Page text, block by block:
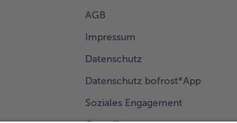
AGB
Impressum
Datenschutz
Datenschutz bofrost*App
Soziales Engagement